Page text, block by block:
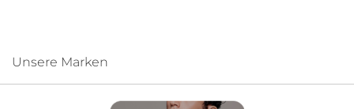
Unsere Marken